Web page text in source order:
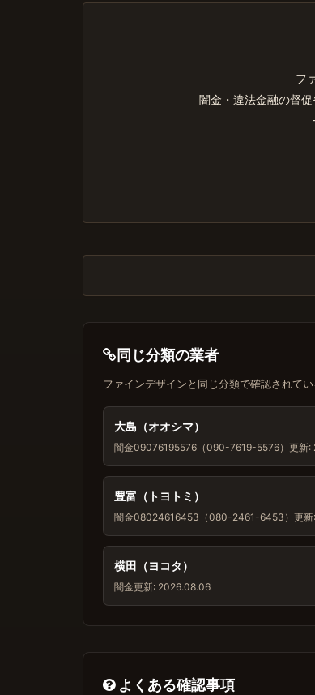
フ
闇金・違法金融の督
同じ分類の業者
ファインデザインと同じ分類で確認されて
大島（オオシマ）
闇金09076195576（090-7619-5576） 更新:
豊富（トヨトミ）
闇金08024616453（080-2461-6453） 更
横田（ヨコタ）
闇金更新: 2026.08.06
よくある確認事項